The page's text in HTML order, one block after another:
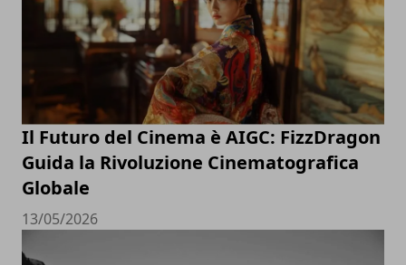
Il Futuro del Cinema è AIGC: FizzDragon
Guida la Rivoluzione Cinematografica
Globale
13/05/2026